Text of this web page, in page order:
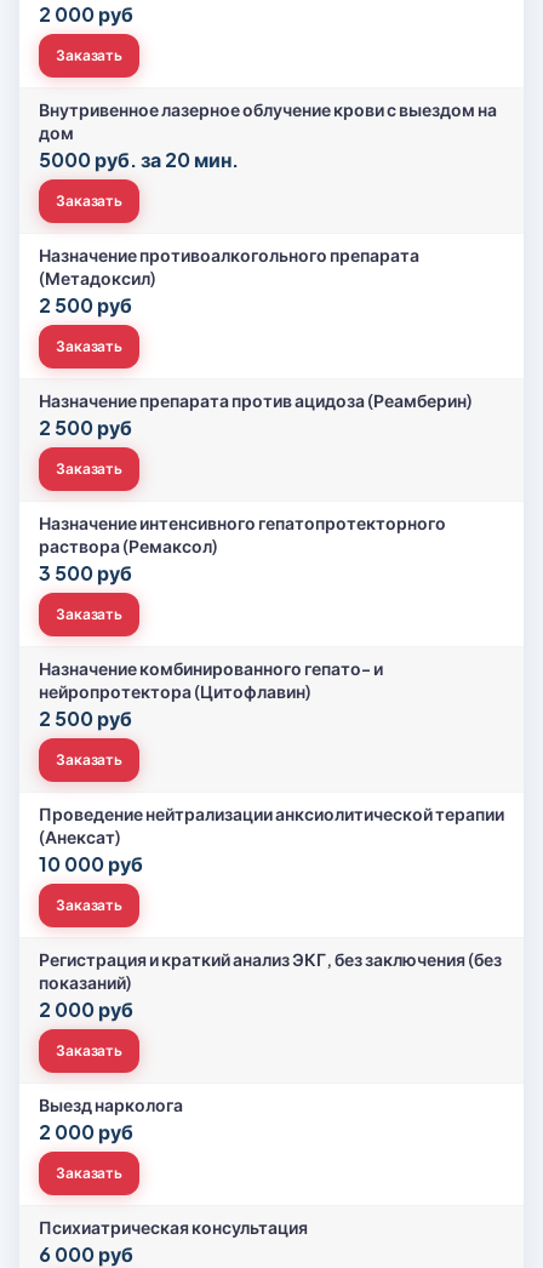
2 000 руб
Заказать
Внутривенное лазерное облучение крови с выездом на
дом
5000 руб. за 20 мин.
Заказать
Назначение противоалкогольного препарата
(Метадоксил)
2 500 руб
Заказать
Назначение препарата против ацидоза (Реамберин)
2 500 руб
Заказать
Назначение интенсивного гепатопротекторного
раствора (Ремаксол)
3 500 руб
Заказать
Назначение комбинированного гепато- и
нейропротектора (Цитофлавин)
2 500 руб
Заказать
Проведение нейтрализации анксиолитической терапии
(Анексат)
10 000 руб
Заказать
Регистрация и краткий анализ ЭКГ, без заключения (без
показаний)
2 000 руб
Заказать
Выезд нарколога
2 000 руб
Заказать
Психиатрическая консультация
6 000 руб